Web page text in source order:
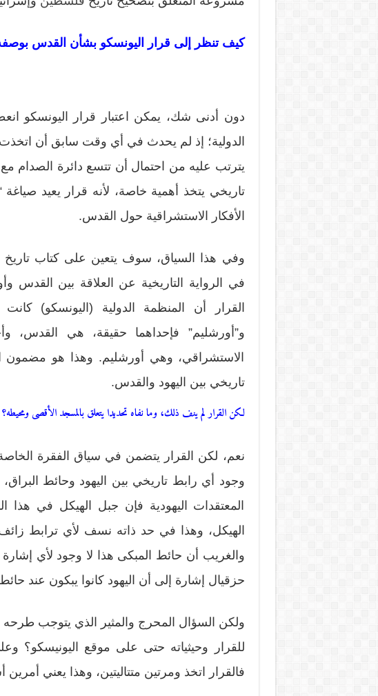
كيف تنظر إلى قرار اليونسكوبشأن القدس
دون أدنى شك، يمكن اعتبار قرار اليونسكو
الدولية؛ إذ لم يحدث في أي وقت سابق أن اتخذت
يترتب عليه من احتمال أن تتسع دائرة الصدام
تاريخي يتخذ أهمية خاصة، لأنه قرار يعيد
الأفكار الاستشراقية حول القدس.
وفي هذا السياق، سوف يتعين على كتاب تاريخ
في الرواية التاريخية عن العلاقة بين
القرار أن المنظمة الدولية (اليونسكو)
و”أورشليم” فإحداهما حقيقة، هي القدس،
الاستشراقي، وهي أورشليم. وهذا هو مضمون
تاريخي بين اليهود والقدس.
لكن القرار لم ينف ذلك، وما نفاه تحديدا يتعلق بالمسجد الأقصى ومحيطه؟
نعم، لكن القرار يتضمن في سياق الفقرة
وجود أي رابط تاريخي بين اليهود وحائط
المعتقدات اليهودية فإن جبل الهيكل في هذا
الهيكل، وهذا في حد ذاته نسف لأي ترابط زائف
والغريب أن حائط المبكى هذا لا وجود لأي
حزقيال إشارة إلى أن اليهود كانوا يبكون عند حائط
ولكن السؤال المحرج والمثير الذي يتوجب
للقرار وحيثياته حتى على موقع اليونيسكو؟
فالقرار اتخذ ومرتين متتاليتين، وهذا يعني أمرين